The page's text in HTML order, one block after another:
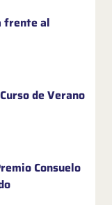
frente al
de Verano
Consuelo